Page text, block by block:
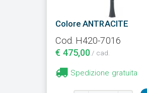
Colore ANTRACITE
Cod. H420-7016
€ 475,00 / cad.
Spedizione gratuita